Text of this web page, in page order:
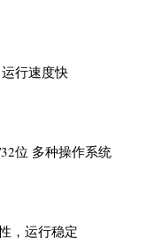
行速度快
位 多种操作系统
，运行稳定